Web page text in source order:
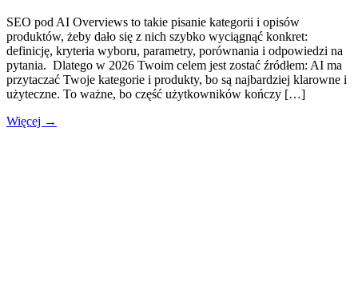
SEO pod AI Overviews to takie pisanie kategorii i opisów
produktów, żeby dało się z nich szybko wyciągnąć konkret:
definicję, kryteria wyboru, parametry, porównania i odpowiedzi na
pytania. Dlatego w 2026 Twoim celem jest zostać źródłem: AI ma
przytaczać Twoje kategorie i produkty, bo są najbardziej klarowne i
użyteczne. To ważne, bo część użytkowników kończy […]
Więcej →